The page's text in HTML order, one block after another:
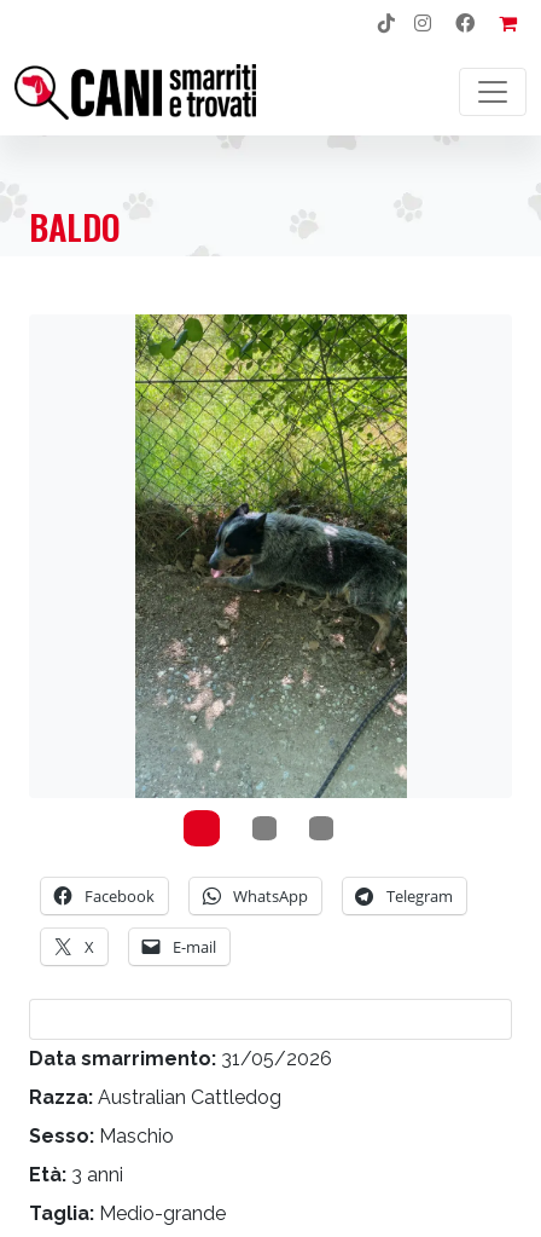
NAVIGAZIONE PRINCIPALE
BALDO
Facebook WhatsApp Telegram
X E-mail
Data smarrimento: 31/05/2026
Razza: Australian Cattledog
Sesso: Maschio
Età: 3 anni
Taglia: Medio-grande